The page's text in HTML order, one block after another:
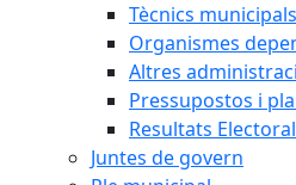
Tècnics municipals
Organismes
Altres
Pressupostos i
Resultats
Juntes de govern